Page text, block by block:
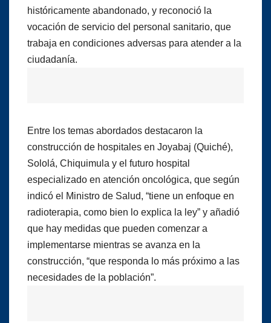
históricamente abandonado, y reconoció la
vocación de servicio del personal sanitario, que
trabaja en condiciones adversas para atender a la
ciudadanía.
Entre los temas abordados destacaron la
construcción de hospitales en Joyabaj (Quiché),
Sololá, Chiquimula y el futuro hospital
especializado en atención oncológica, que según
indicó el Ministro de Salud, “tiene un enfoque en
radioterapia, como bien lo explica la ley” y añadió
que hay medidas que pueden comenzar a
implementarse mientras se avanza en la
construcción, “que responda lo más próximo a las
necesidades de la población”.